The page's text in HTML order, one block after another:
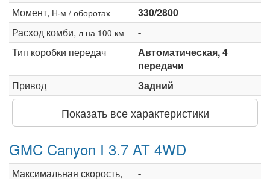
Момент, Н·м / оборотах
330/2800
Расход комби, л на 100 км
-
Тип коробки передач
Автоматическая, 4
передачи
Привод
Задний
Показать все характеристики
GMC Canyon I 3.7 AT 4WD
Максимальная скорость, -